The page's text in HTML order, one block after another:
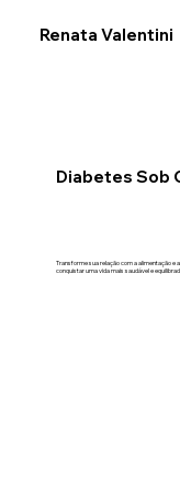
Renata Valentini
Diabetes Sob
Transforme sua relação com a alimentação e
conquistar uma vida mais saudável e